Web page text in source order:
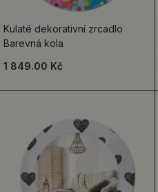
Kulaté dekorativní zrcadlo
Barevná kola
1 849.00 Kč